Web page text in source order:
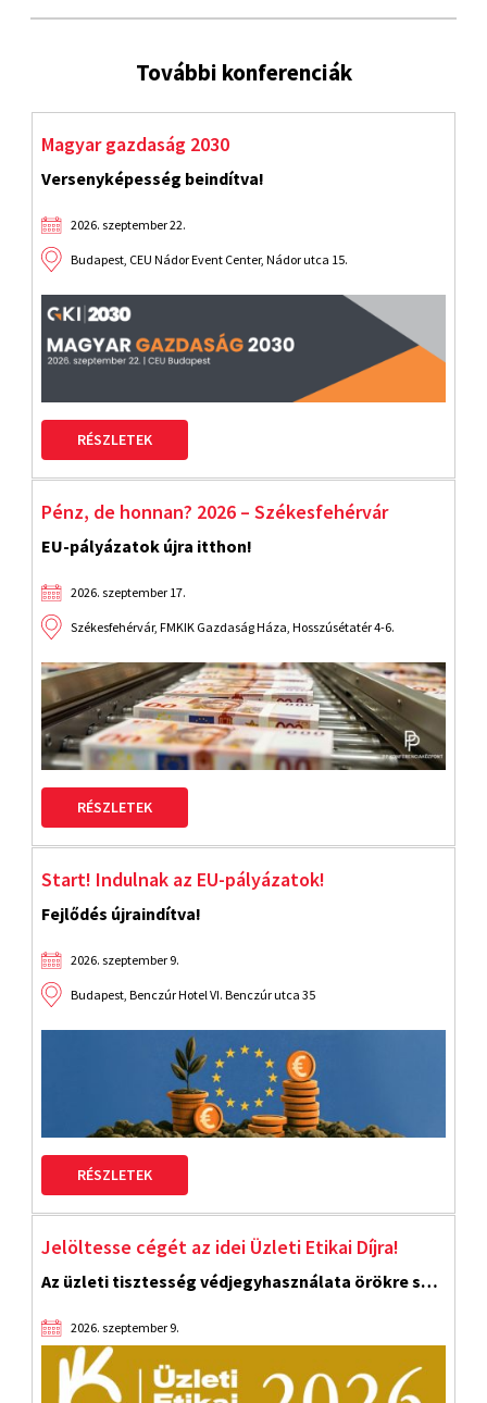
További konferenciák
Magyar gazdaság 2030
Versenyképesség beindítva!
2026. szeptember 22.
Budapest, CEU Nádor Event Center, Nádor utca 15.
RÉSZLETEK
Pénz, de honnan? 2026 – Székesfehérvár
EU-pályázatok újra itthon!
2026. szeptember 17.
Székesfehérvár, FMKIK Gazdaság Háza, Hosszúsétatér 4-6.
RÉSZLETEK
Start! Indulnak az EU-pályázatok!
Fejlődés újraindítva!
2026. szeptember 9.
Budapest, Benczúr Hotel VI. Benczúr utca 35
RÉSZLETEK
Jelöltesse cégét az idei Üzleti Etikai Díjra!
Az üzleti tisztesség védjegyhasználata örökre szól!
2026. szeptember 9.